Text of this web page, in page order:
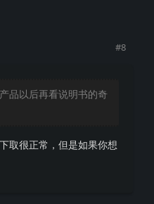
#8
品以后再看说明书的奇
取很正常，但是如果你想